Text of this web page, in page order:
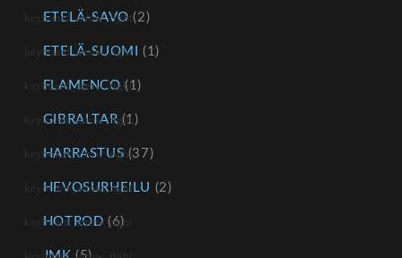
ETELÄ-SAVO (2)
ETELÄ-SUOMI (1)
FLAMENCO (1)
GIBRALTAR(1)
HARRASTUS (37)
HEVOSURHEILU (2)
HOTROD (6)